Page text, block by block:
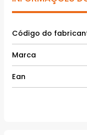
Código do
Marca
Ean